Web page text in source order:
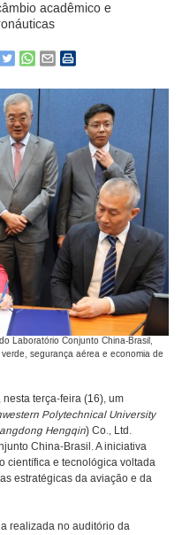
acadêmico e
Laboratório Conjunto China-Brasil,
segurança aérea e economia de
terça-feira (16), um
Polytechnical University
Hengqin) Co., Ltd.
China-Brasil. A iniciativa
científica e tecnológica voltada
estratégicas da aviação e da
realizada no auditório da